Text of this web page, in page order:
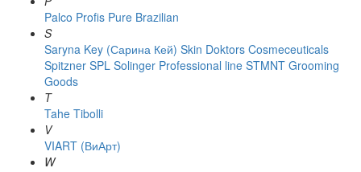
Palco Profis Pure Brazilian
S
Saryna Key (Сарина Кей) Skin Doktors Cosmeceuticals
Spitzner SPL Solinger Professional line STMNT Grooming
Goods
T
Tahe Tibolli
V
VIART (ВиАрт)
W